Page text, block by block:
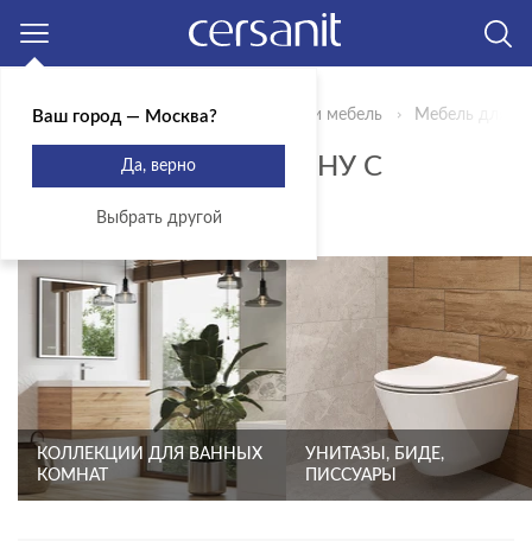
Главная Продукты Сантехника и мебель Мебель для
ТУМБЫ ПОД РАКОВИНУ С
ЯЩИКАМИ
КОЛЛЕКЦИИ ДЛЯ ВАННЫХ
КОМНАТ
УНИТАЗЫ, БИДЕ,
ПИССУАРЫ
Ваш город — Москва?
Да, верно
Выбрать другой